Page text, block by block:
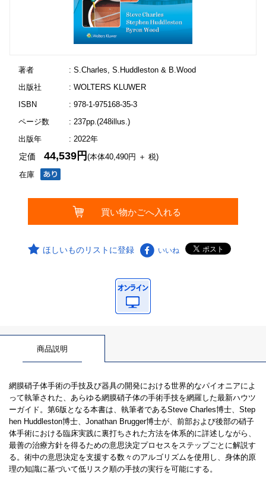
著者
: S.Charles, S.Huddleston & B.Wood
出版社
: WOLTERS KLUWER
ISBN
: 978-1-975168-35-3
ページ数
: 237pp.(248illus.)
出版年
: 2022年
在庫
定価44,539円(本体40,490円 ＋ 税)
ほしいものリストに登録 いいね
商品説明
網膜硝子体手術の手技及び器具の開発における世界的なパイオニアによ
って執筆された、あらゆる網膜硝子体の手術手技を網羅した最新ハウツ
ーガイド。第6版となる本書は、執筆者であるSteve Charles博士、Step
hen Huddleston博士、Jonathan Brugger博士が、前部および後部の硝子
体手術における臨床実践に裏打ちされた方法を体系的に詳述しながら、
最善の治療方針を得るための意思決定プロセスをステップごとに解説す
る。術中の意思決定を支援する数々のアルゴリズムを使用し、身体的原
理の知識に基づいて低リスク順の手技の実行を可能にする。